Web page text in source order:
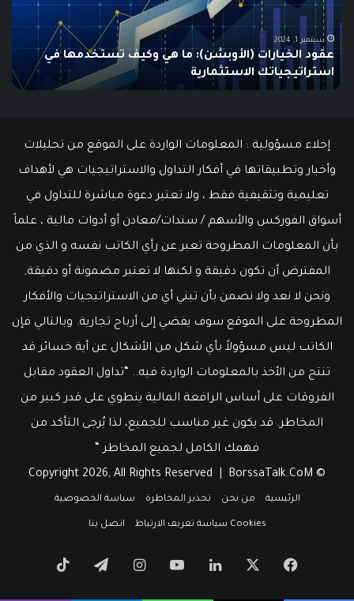
دليلك
الشامل
للمبتدئين
يونيو 10, 2025
ما هو الـ Swing Trading؟ دليلك الشامل للمبتدئين
إخلاء مسؤولية : المعلومات الواردة على الموقع من تحليلات
وأخبار وتطبيقاتها في أفكار التداول والاستراتيجيات هي لأهداف
تعليمية وتثقيفية فقط ، ولا تعتبر دعوة مباشرة للتداول في
أسواق الفوركس والأسهم / سندات/معادن أو أدوات مالية ، علماً
بأن المعلومات المطروحة تعبر عن رأي الكاتب نفسه و الذي من
المفترض أن تكون دقيقة و لكنها لا تعتبر مضمونة أو دقيقة,
ونحن لا نعد ولا نضمن بأن تبني أي من الاستراتيجيات والأفكار
المطروحة على الموقع سوف يفضي إلى أرباح تجارية. وبالتالي فإن
الكاتب ليس مسؤولاً بأي شكل من الأشكال عن أية خسائر قد
تنتج من الأخذ بالمعلومات الواردة فيه.. “تداول العقود مقابل
الفروقات على أساس الرافعة المالية ينطوي على قدر كبير من
المخاطر. قد يكون غير مناسب للجميع، لذا يُرجى التأكد من
فهمك الكامل لجميع المخاطر “
© Copyright 2026, All Rights Reserved |
BorssaTalk.CoM
الرئيسية من نحن تحذير المخاطرة سياسة الخصوصية
Cookies سياسة تعريف الارتباط اتصل بنا
فيسبوك لينكدإن ‫YouTubeانستقرامتيلقرام